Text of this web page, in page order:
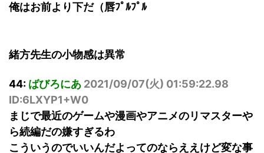
俺はお前より下だ（唇ﾌﾟﾙﾌﾟﾙ
緒方先生の小物感は異常
44: ばびろにあ 2021/09/07(火) 01:59:22.98
ID:6LXYP1+W0
まじで最近のゲームや漫画やアニメのリマスターや
ら続編だの嫌すぎるわ
こういうのでいいんだよってのならええけど変な事